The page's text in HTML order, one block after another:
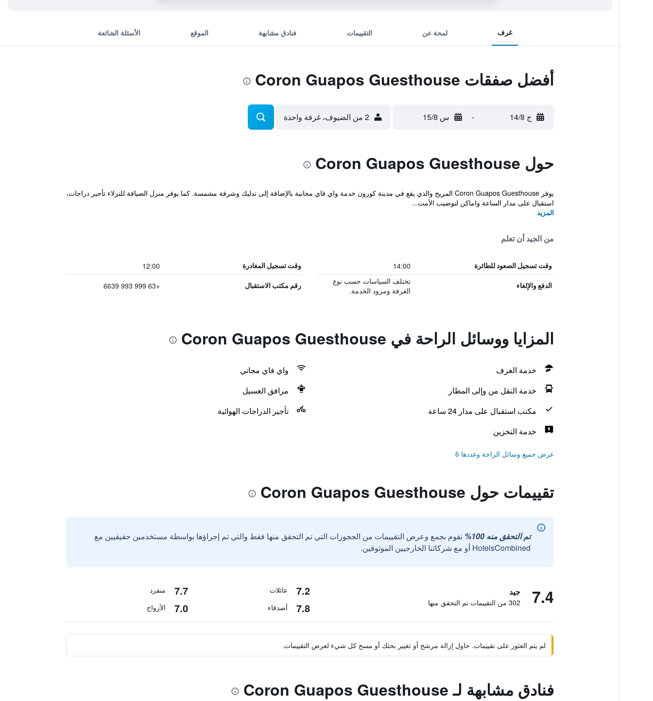
غرف لمحة عن التقييمات فنادق مشابهة الموقع الأسئلة الشائعة
أفضل صفقات Coron Guapos Guesthouse
ج 14/8 - س 15/8 2 من الضيوف، غرفة واحدة
حول Coron Guapos Guesthouse
يوفر Coron Guapos Guesthouse المريح والذي يقع في مدينة كورون خدمة واي فاي مجانية بالإضافة إلى تدليك وشرفة مشمسة. كما يوفر منزل الضيافة للنزلاء تأجير دراجات،
استقبال على مدار الساعة واماكن لتوضيب الأمت...
المزيد
من الجيد أن تعلم
وقت تسجيل الصعود للطائرة 14:00 وقت تسجيل المغادرة 12:00
الدفع والإلغاء
تختلف السياسات حسب نوع
الغرفة ومزود الخدمة.
رقم مكتب الاستقبال +63 999 993 6639
المزايا ووسائل الراحة في Coron Guapos Guesthouse
خدمة الغرف
واي فاي مجاني
خدمة النقل من وإلى المطار
مرافق الغسيل
مكتب استقبال على مدار 24 ساعة
تأجير الدراجات الهوائية
خدمة التخزين
عرض جميع وسائل الراحة وعددها 6
تقييمات حول Coron Guapos Guesthouse
تم التحقق منه 100%
نقوم بجمع وعرض التقييمات من الحجوزات التي تم التحقق منها فقط والتي تم إجراؤها بواسطة مستخدمين حقيقيين مع
HotelsCombined أو مع شركائنا الخارجيين الموثوقين.
7.4 جيد
302 من التقييمات تم التحقق منها
7.2 عائلات 7.7 منفرد
7.8 أصدقاء 7.0 الأزواج
لم يتم العثور على تقييمات. حاول إزالة مرشح أو تغيير بحثك أو مسح كل شيء لعرض التقييمات.
فنادق مشابهة لـ Coron Guapos Guesthouse